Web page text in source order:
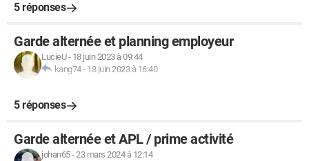
5 réponses
Garde alternée et planning employeur
LucieU- 18 juin 2023 à 09:44
kang74- 18 juin 2023 à 16:40
5 réponses
Garde alternée et APL / prime activité
johan65-23 mars 2024 à 12:14